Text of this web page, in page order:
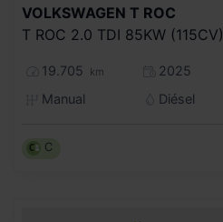
VOLKSWAGEN T ROC
T ROC 2.0 TDI 85KW (115CV)
19.705 km
2025
Manual
Diésel
C